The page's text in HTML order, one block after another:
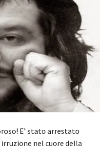
E’ stato arrestato
nel cuore della